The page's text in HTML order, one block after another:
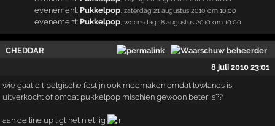
evenement: Pukkelpop ,zaterdag 21 augustus 2010 om 10:00
evenement: Pukkelpop ,woensdag 18 augustus 2010 om 10:00
CHEDDAR
8 juli 2010 23:01
wie gaat dit belgische festijn ook meemaken omdat lowlands is
uitverkocht of omdat pukkelpop mischien gewoon beter is??
aan de line up ligt het niet iig